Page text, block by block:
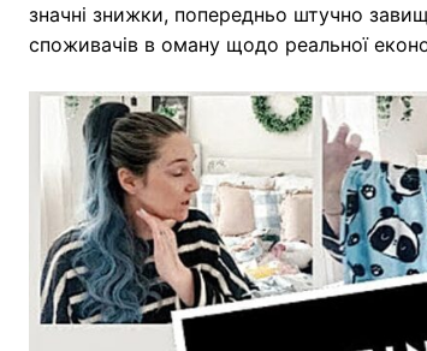
значні знижки, попередньо штучно
споживачів в оману щодо реальної